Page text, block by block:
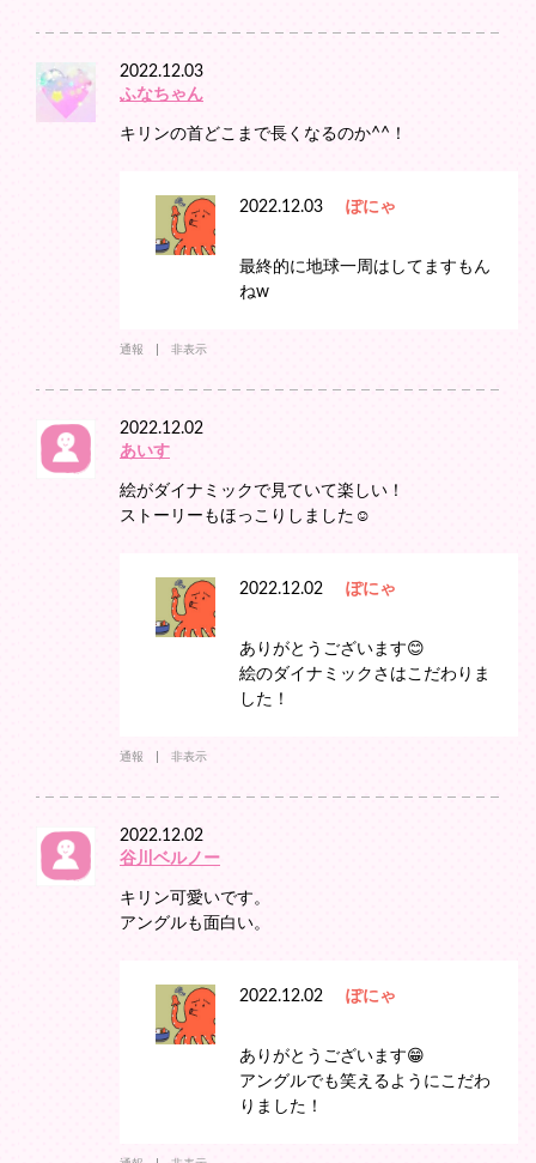
2022.12.03
ふなちゃん
キリンの首どこまで長くなるのか^^！
2022.12.03 ぽにゃ
最終的に地球一周はしてますもん
ねw
通報 非表示
2022.12.02
あいす
絵がダイナミックで見ていて楽しい！
ストーリーもほっこりしました☺️
2022.12.02 ぽにゃ
ありがとうございます😊
絵のダイナミックさはこだわりま
した！
通報 非表示
2022.12.02
谷川ベルノー
キリン可愛いです。
アングルも面白い。
2022.12.02 ぽにゃ
ありがとうございます😁
アングルでも笑えるようにこだわ
りました！